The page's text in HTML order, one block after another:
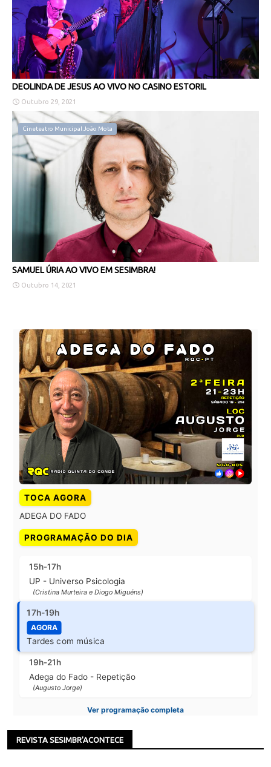
DEOLINDA DE JESUS AO VIVO NO CASINO ESTORIL
Outubro 29, 2021
Cineteatro Municipal João Mota
SAMUEL ÚRIA AO VIVO EM SESIMBRA!
Outubro 14, 2021
TOCA AGORA
ADEGA DO FADO
PROGRAMAÇÃO DO DIA
15h-17h
UP - Universo Psicologia
(Cristina Murteira e Diogo Miguéns)
17h-19h
AGORA
Tardes com música
19h-21h
Adega do Fado - Repetição
(Augusto Jorge)
Ver programação completa
REVISTA SESIMBR'ACONTECE